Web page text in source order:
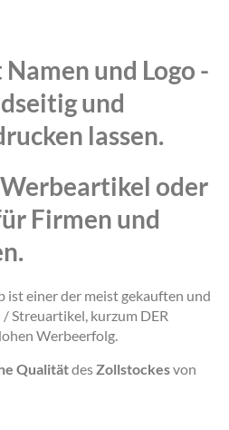
und Logo -
und
lassen.
oder
Firmen und
einer der meist gekauften und
Streuartikel, kurzum DER
Werbeerfolg.
Qualitätdes Zollstockesvon